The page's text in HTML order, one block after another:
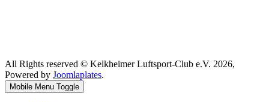
All Rights reserved © Kelkheimer Luftsport-Club e.V. 2026,
Powered by Joomlaplates.
Mobile Menu Toggle